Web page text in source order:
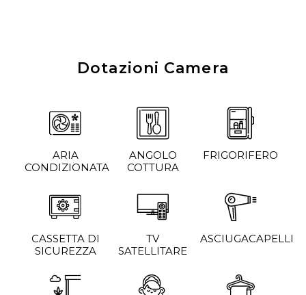
Dotazioni Camera
ARIA
CONDIZIONATA
ANGOLO
COTTURA
FRIGORIFERO
CASSETTA DI
SICUREZZA
TV
SATELLITARE
ASCIUGACAPELLI